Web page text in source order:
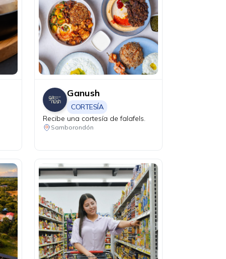
Ganush
CORTESÍA
Recibe una cortesía de falafels.
Samborondón